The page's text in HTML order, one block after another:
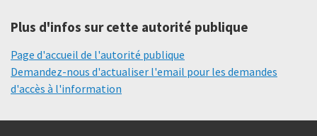
Plus d'infos sur cette autorité publique
Page d'accueil de l'autorité publique
Demandez-nous d'actualiser l'email pour les demandes
d'accès à l'information